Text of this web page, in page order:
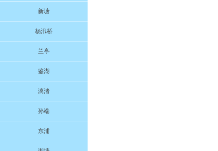
新塘
杨汛桥
兰亭
鉴湖
漓渚
孙端
东浦